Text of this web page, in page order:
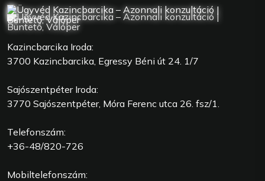
Kazincbarcika Iroda:
3700 Kazincbarcika, Egressy Béni út 24. 1/7
Sajószentpéter Iroda:
3770 Sajószentpéter, Móra Ferenc utca 26. fsz/1.
Telefonszám:
+36-48/820-726
Mobiltelefonszám: